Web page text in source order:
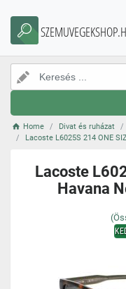
Home Divat és ruházat
Lacoste L6025S 214 ONE
Lacoste
Havana